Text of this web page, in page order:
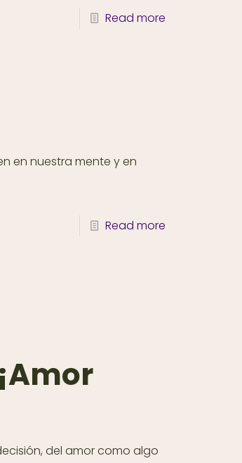
Read more
en nuestra mente y en
Read more
del amor como algo